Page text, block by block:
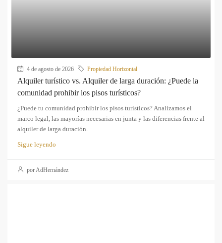
4 de agosto de 2026 Propiedad Horizontal
Alquiler turístico vs. Alquiler de larga duración: ¿Puede la
comunidad prohibir los pisos turísticos?
¿Puede tu comunidad prohibir los pisos turísticos? Analizamos el
marco legal, las mayorías necesarias en junta y las diferencias frente al
alquiler de larga duración.
Sigue leyendo
por AdHernández